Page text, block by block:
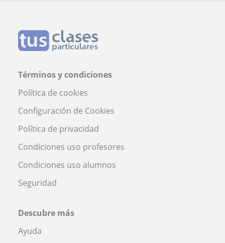
Términos y condiciones
Política de cookies
Configuración de Cookies
Política de privacidad
Condiciones uso profesores
Condiciones uso alumnos
Seguridad
Descubre más
Ayuda